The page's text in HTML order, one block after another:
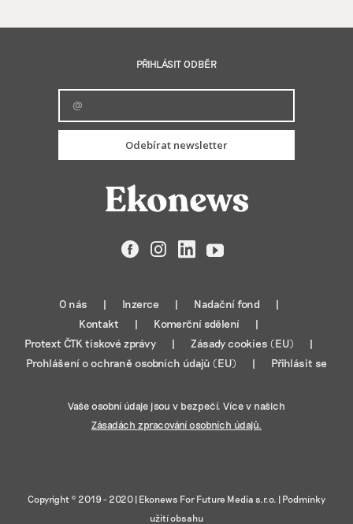
PŘIHLÁSIT ODBĚR
Odebírat newsletter
FacebookInstagramLinkedIn
YouTube
O nás Inzerce
Nadační fond
Kontakt
Komerční sdělení
Protext ČTK tiskové zprávy
Zásady cookies (EU)
Prohlášení o ochraně osobních údajů (EU)
Přihlásit se
Vaše osobní údaje jsou v bezpečí. Více v našich
Zásadách zpracování osobních údajů.
Copyright © 2019 - 2020 | Ekonews For Future Media s.r.o. | Podmínky
užití obsahu